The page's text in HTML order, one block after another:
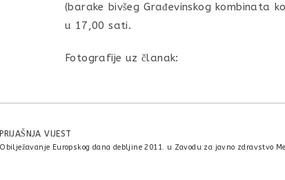
(barake bivšeg Građevinskog kombinata
u 17,00 sati.
Fotografije uz članak:
PRIJAŠNJA VIJEST